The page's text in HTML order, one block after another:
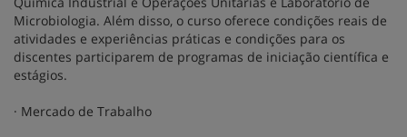
Microbiologia. Além disso, o curso oferece condições reais de
atividades e experiências práticas e condições para os
discentes participarem de programas de iniciação científica e
estágios.
· Mercado de Trabalho